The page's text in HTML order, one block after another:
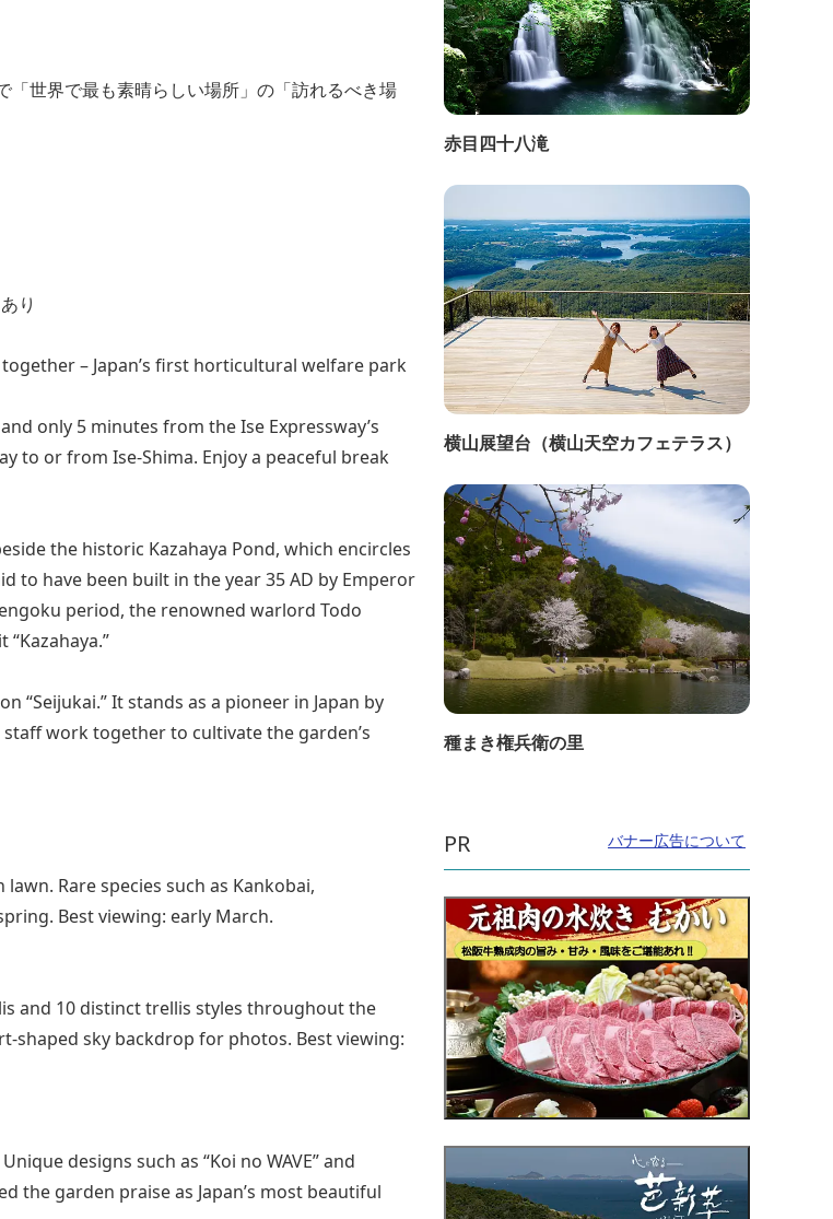
世界で最も素晴らしい場所」の「訪れるべき場
り
– Japan’s first horticultural welfare park
only 5 minutes from the Ise Expressway’s
to or from Ise-Shima. Enjoy a peaceful break
the historic Kazahaya Pond, which encircles
to have been built in the year 35 AD by Emperor
period, the renowned warlord Todo
“Seijukai.” It stands as a pioneer in Japan by
work together to cultivate the garden’s
Rare species such as Kankobai,
Best viewing: early March.
and 10 distinct trellis styles throughout the
shaped sky backdrop for photos. Best viewing:
designs such as “Koi no WAVE” and
the garden praise as Japan’s most beautiful
赤目四十八滝
横山展望台（横山天空カフェテラス）
種まき権兵衛の里
PR バナー広告について